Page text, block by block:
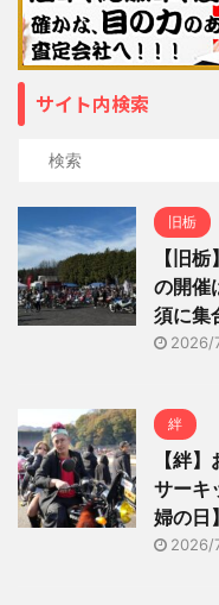
サイト内検索
旧栃
【旧
の開催
須に集
2026/
絆
【絆
サーキ
婦の日】
2026/